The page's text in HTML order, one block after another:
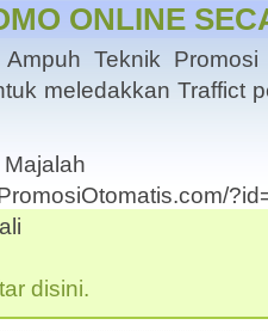
ONLINE
Teknik
meledakkan Traffict
disini.